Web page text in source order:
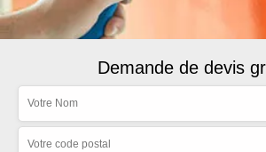
Demande de devis